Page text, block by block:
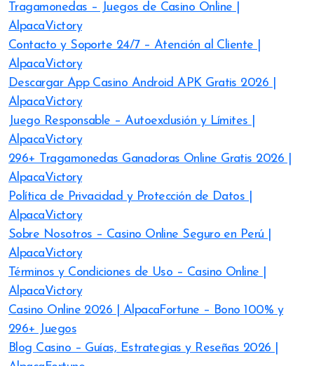
Tragamonedas – Juegos de Casino Online |
AlpacaVictory
Contacto y Soporte 24/7 – Atención al Cliente |
AlpacaVictory
Descargar App Casino Android APK Gratis 2026 |
AlpacaVictory
Juego Responsable – Autoexclusión y Límites |
AlpacaVictory
296+ Tragamonedas Ganadoras Online Gratis 2026 |
AlpacaVictory
Política de Privacidad y Protección de Datos |
AlpacaVictory
Sobre Nosotros – Casino Online Seguro en Perú |
AlpacaVictory
Términos y Condiciones de Uso – Casino Online |
AlpacaVictory
Casino Online 2026 | AlpacaFortune – Bono 100% y
296+ Juegos
Blog Casino – Guías, Estrategias y Reseñas 2026 |